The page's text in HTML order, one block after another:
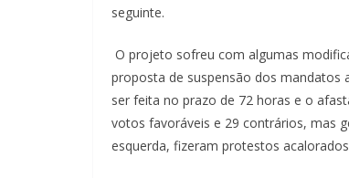
seguinte.
O projeto sofreu com algumas
proposta de suspensão dos mandatos
ser feita no prazo de 72 horas e o
votos favoráveis e 29 contrários, mas
esquerda, fizeram protestos